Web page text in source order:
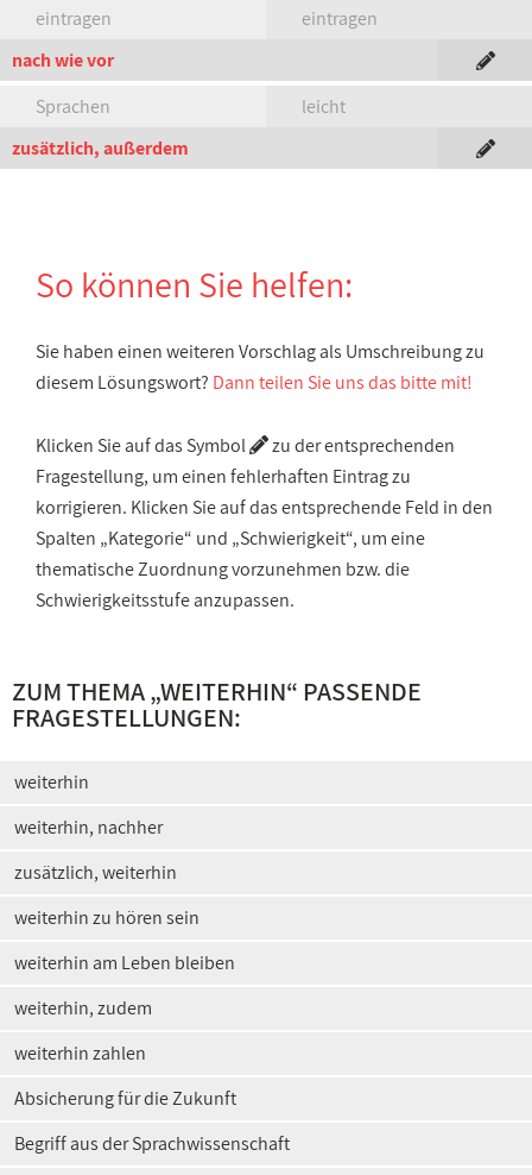
eintragen
eintragen
nach wie vor
Sprachen
leicht
zusätzlich, außerdem
So können Sie helfen:
Sie haben einen weiteren Vorschlag als Umschreibung zu
diesem Lösungswort? Dann teilen Sie uns das bitte mit!
Klicken Sie auf das Symbol
zu der entsprechenden
Fragestellung, um einen fehlerhaften Eintrag zu
korrigieren. Klicken Sie auf das entsprechende Feld in den
Spalten „Kategorie“ und „Schwierigkeit“, um eine
thematische Zuordnung vorzunehmen bzw. die
Schwierigkeitsstufe anzupassen.
ZUM THEMA „WEITERHIN“ PASSENDE
FRAGESTELLUNGEN:
weiterhin
weiterhin, nachher
zusätzlich, weiterhin
weiterhin zu hören sein
weiterhin am Leben bleiben
weiterhin, zudem
weiterhin zahlen
Absicherung für die Zukunft
Begriff aus der Sprachwissenschaft